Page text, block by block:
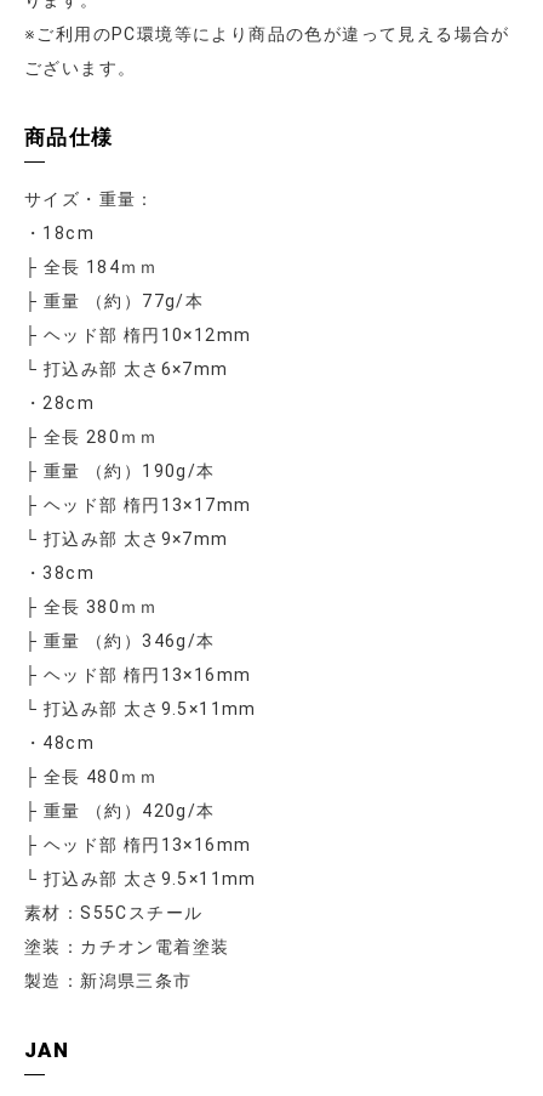
※ご利用のPC環境等により商品の色が違って見える場合が
ございます。
商品仕様
サイズ・重量：
・18cm
├ 全長 184ｍｍ
├ 重量 （約）77g/本
├ ヘッド部 楕円10×12mm
└ 打込み部 太さ6×7mm
・28cm
├ 全長 280ｍｍ
├ 重量 （約）190g/本
├ ヘッド部 楕円13×17mm
└ 打込み部 太さ9×7mm
・38cm
├ 全長 380ｍｍ
├ 重量 （約）346g/本
├ ヘッド部 楕円13×16mm
└ 打込み部 太さ9.5×11mm
・48cm
├ 全長 480ｍｍ
├ 重量 （約）420g/本
├ ヘッド部 楕円13×16mm
└ 打込み部 太さ9.5×11mm
素材：S55Cスチール
塗装：カチオン電着塗装
製造：新潟県三条市
JAN